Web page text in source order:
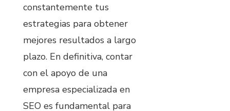
constantemente tus
estrategias para obtener
mejores resultados a largo
plazo. En definitiva, contar
con el apoyo de una
empresa especializada en
SEO es fundamental para